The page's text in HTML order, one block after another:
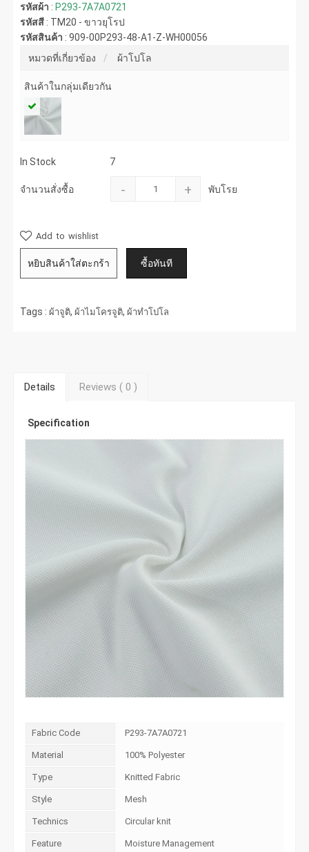
รหัสผ้า :P293-7A7A0721
รหัสสี : TM20 - ขาวยุโรป
รหัสสินค้า :909-00P293-48-A1-Z-WH00056
หมวดที่เกี่ยวข้อง
ผ้าโปโล
สินค้าในกลุ่มเดียวกัน
In Stock 7
จำนวนสั่งซื้อ - + พับโรย
Add to wishlist
Tags :ผ้าจูติ,ผ้าไมโครจูติ,ผ้าทำโปโล
Details Reviews ( 0)
Specification
Fabric Code P293-7A7A0721
Material 100% Polyester
Type Knitted Fabric
Style Mesh
Technics Circular knit
Feature Moisture Management